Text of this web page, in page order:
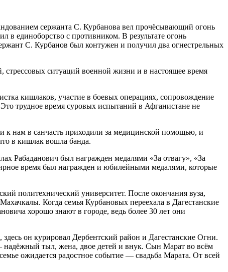
сержанта С. Курбанова вел прочёсывающий огонь
в единоборство с противником. В результате огонь
С. Курбанов был контужен и получил два огнестрельных
ситуаций военной жизни и в настоящее время
кишлаков, участие в боевых операциях, сопровождение
трудное время суровых испытаний в Афганистане не
нам в санчасть приходили за медицинской помощью, и
в кишлак вошла банда.
Рабаданович был награжден медалями «За отвагу», «За
время был награжден и юбилейными медалями, которые
политехнический университет. После окончания вуза,
Когда семья Курбановых переехала в Дагестанские
хорошо знают в городе, ведь более 30 лет они
он курировал Дербентский район и Дагестанские Огни.
надёжный тыл, жена, двое детей и внук. Сын Марат во всём
ожидается радостное событие — свадьба Марата. От всей